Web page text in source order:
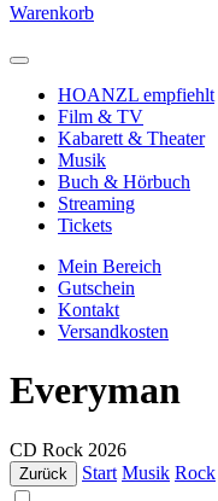
Warenkorb
HOANZL empfiehlt
Film & TV
Kabarett & Theater
Musik
Buch & Hörbuch
Streaming
Tickets
Mein Bereich
Gutschein
Kontakt
Versandkosten
Everyman
CD Rock 2026
Zurück Start Musik Rock